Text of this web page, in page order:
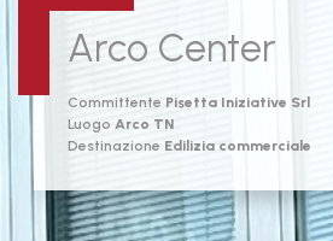
Arco Center
Committente Pisetta Iniziative Srl
Luogo Arco TN
Destinazione Edilizia commerciale